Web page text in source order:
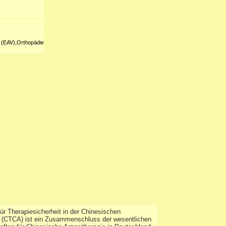
Therapiesicherheit in der Chinesischen
ist ein Zusammenschluss der wesentlichen